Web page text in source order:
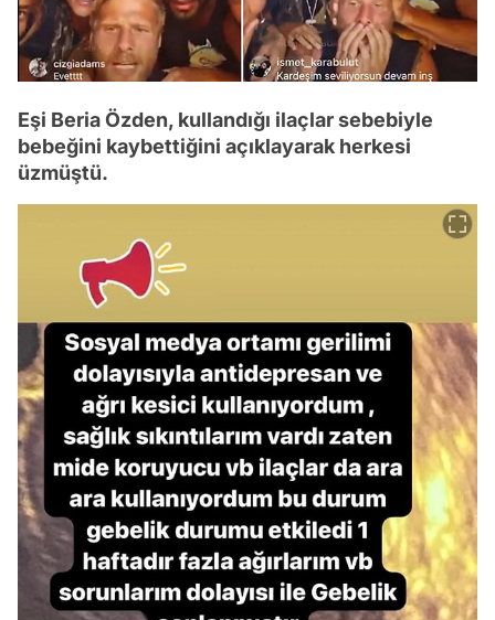
Eşi Beria Özden, kullandığı ilaçlar sebebiyle
bebeğini kaybettiğini açıklayarak herkesi
üzmüştü.